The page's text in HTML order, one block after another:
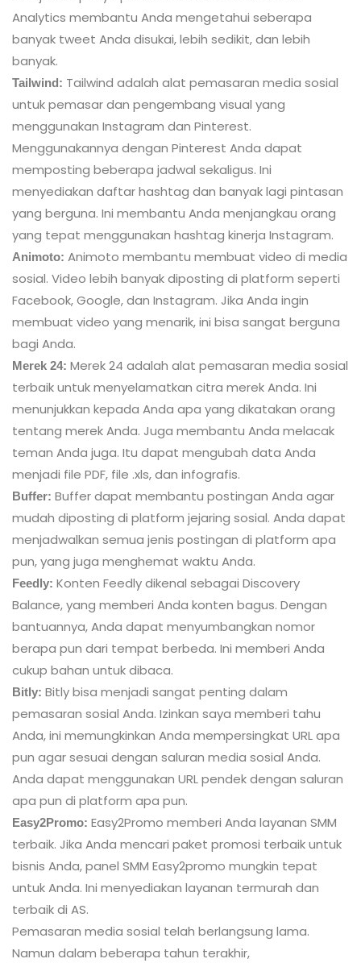
Analytics membantu Anda mengetahui seberapa
banyak tweet Anda disukai, lebih sedikit, dan lebih
banyak.
Tailwind: Tailwind adalah alat pemasaran media sosial
untuk pemasar dan pengembang visual yang
menggunakan Instagram dan Pinterest.
Menggunakannya dengan Pinterest Anda dapat
memposting beberapa jadwal sekaligus. Ini
menyediakan daftar hashtag dan banyak lagi pintasan
yang berguna. Ini membantu Anda menjangkau orang
yang tepat menggunakan hashtag kinerja Instagram.
Animoto: Animoto membantu membuat video di media
sosial. Video lebih banyak diposting di platform seperti
Facebook, Google, dan Instagram. Jika Anda ingin
membuat video yang menarik, ini bisa sangat berguna
bagi Anda.
Merek 24: Merek 24 adalah alat pemasaran media sosial
terbaik untuk menyelamatkan citra merek Anda. Ini
menunjukkan kepada Anda apa yang dikatakan orang
tentang merek Anda. Juga membantu Anda melacak
teman Anda juga. Itu dapat mengubah data Anda
menjadi file PDF, file .xls, dan infografis.
Buffer: Buffer dapat membantu postingan Anda agar
mudah diposting di platform jejaring sosial. Anda dapat
menjadwalkan semua jenis postingan di platform apa
pun, yang juga menghemat waktu Anda.
Feedly: Konten Feedly dikenal sebagai Discovery
Balance, yang memberi Anda konten bagus. Dengan
bantuannya, Anda dapat menyumbangkan nomor
berapa pun dari tempat berbeda. Ini memberi Anda
cukup bahan untuk dibaca.
Bitly: Bitly bisa menjadi sangat penting dalam
pemasaran sosial Anda. Izinkan saya memberi tahu
Anda, ini memungkinkan Anda mempersingkat URL apa
pun agar sesuai dengan saluran media sosial Anda.
Anda dapat menggunakan URL pendek dengan saluran
apa pun di platform apa pun.
Easy2Promo: Easy2Promo memberi Anda layanan SMM
terbaik. Jika Anda mencari paket promosi terbaik untuk
bisnis Anda, panel SMM Easy2promo mungkin tepat
untuk Anda. Ini menyediakan layanan termurah dan
terbaik di AS.
Pemasaran media sosial telah berlangsung lama.
Namun dalam beberapa tahun terakhir,